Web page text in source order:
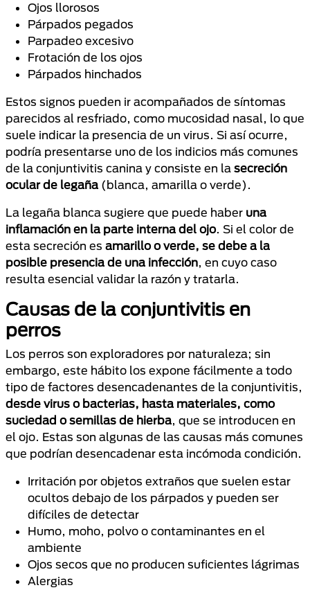
Ojos llorosos
Párpados pegados
Parpadeo excesivo
Frotación de los ojos
Párpados hinchados
Estos signos pueden ir acompañados de síntomas
parecidos al resfriado, como mucosidad nasal, lo que
suele indicar la presencia de un virus. Si así ocurre,
podría presentarse uno de los indicios más comunes
de la conjuntivitis canina y consiste en la secreción
ocular de legaña (blanca, amarilla o verde).
La legaña blanca sugiere que puede haber una
inflamación en la parte interna del ojo. Si el color de
esta secreción es amarillo o verde, se debe a la
posible presencia de una infección, en cuyo caso
resulta esencial validar la razón y tratarla.
Causas de la conjuntivitis en
perros
Los perros son exploradores por naturaleza; sin
embargo, este hábito los expone fácilmente a todo
tipo de factores desencadenantes de la conjuntivitis,
desde virus o bacterias, hasta materiales, como
suciedad o semillas de hierba, que se introducen en
el ojo. Estas son algunas de las causas más comunes
que podrían desencadenar esta incómoda condición.
Irritación por objetos extraños que suelen estar
ocultos debajo de los párpados y pueden ser
difíciles de detectar
Humo, moho, polvo o contaminantes en el
ambiente
Ojos secos que no producen suficientes lágrimas
Alergias